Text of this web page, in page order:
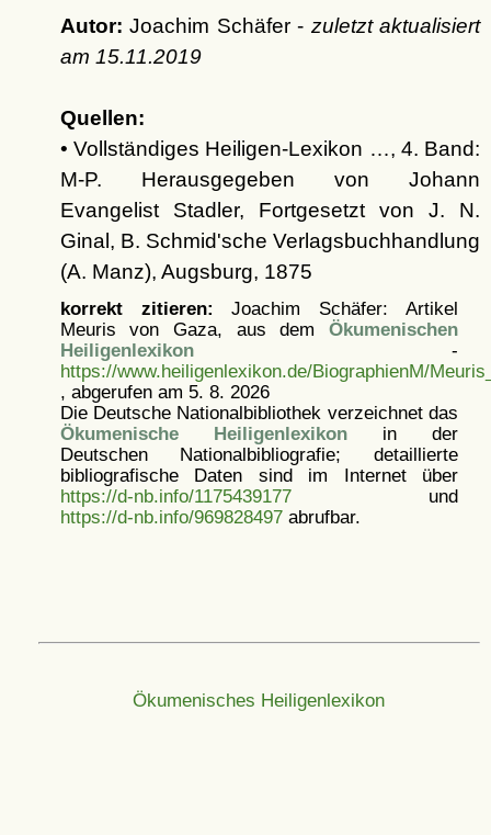
Autor: Joachim Schäfer - zuletzt aktualisiert
am 15.11.2019
Quellen:
• Vollständiges Heiligen-Lexikon …, 4. Band:
M-P. Herausgegeben von Johann
Evangelist Stadler, Fortgesetzt von J. N.
Ginal, B. Schmid'sche Verlagsbuchhandlung
(A. Manz), Augsburg, 1875
korrekt zitieren: Joachim Schäfer: Artikel
Meuris von Gaza, aus dem Ökumenischen
Heiligenlexikon-
https://www.heiligenlexikon.de/BiographienM/
, abgerufen am 5. 8. 2026
Die Deutsche Nationalbibliothek verzeichnet das
Ökumenische Heiligenlexikonin der
Deutschen Nationalbibliografie; detaillierte
bibliografische Daten sind im Internet über
https://d-nb.info/1175439177und
https://d-nb.info/969828497abrufbar.
Ökumenisches Heiligenlexikon